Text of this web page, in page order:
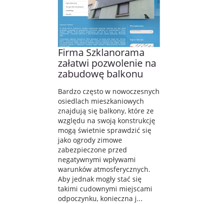
Firma Szklanorama
załatwi pozwolenie na
zabudowę balkonu
Bardzo często w nowoczesnych
osiedlach mieszkaniowych
znajdują się balkony, które ze
względu na swoją konstrukcję
mogą świetnie sprawdzić się
jako ogrody zimowe
zabezpieczone przed
negatywnymi wpływami
warunków atmosferycznych.
Aby jednak mogły stać się
takimi cudownymi miejscami
odpoczynku, konieczna j...